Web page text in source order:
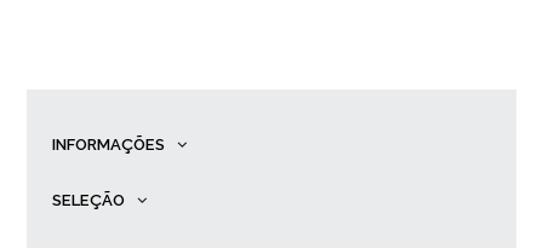
INFORMAÇÕES
SELEÇÃO